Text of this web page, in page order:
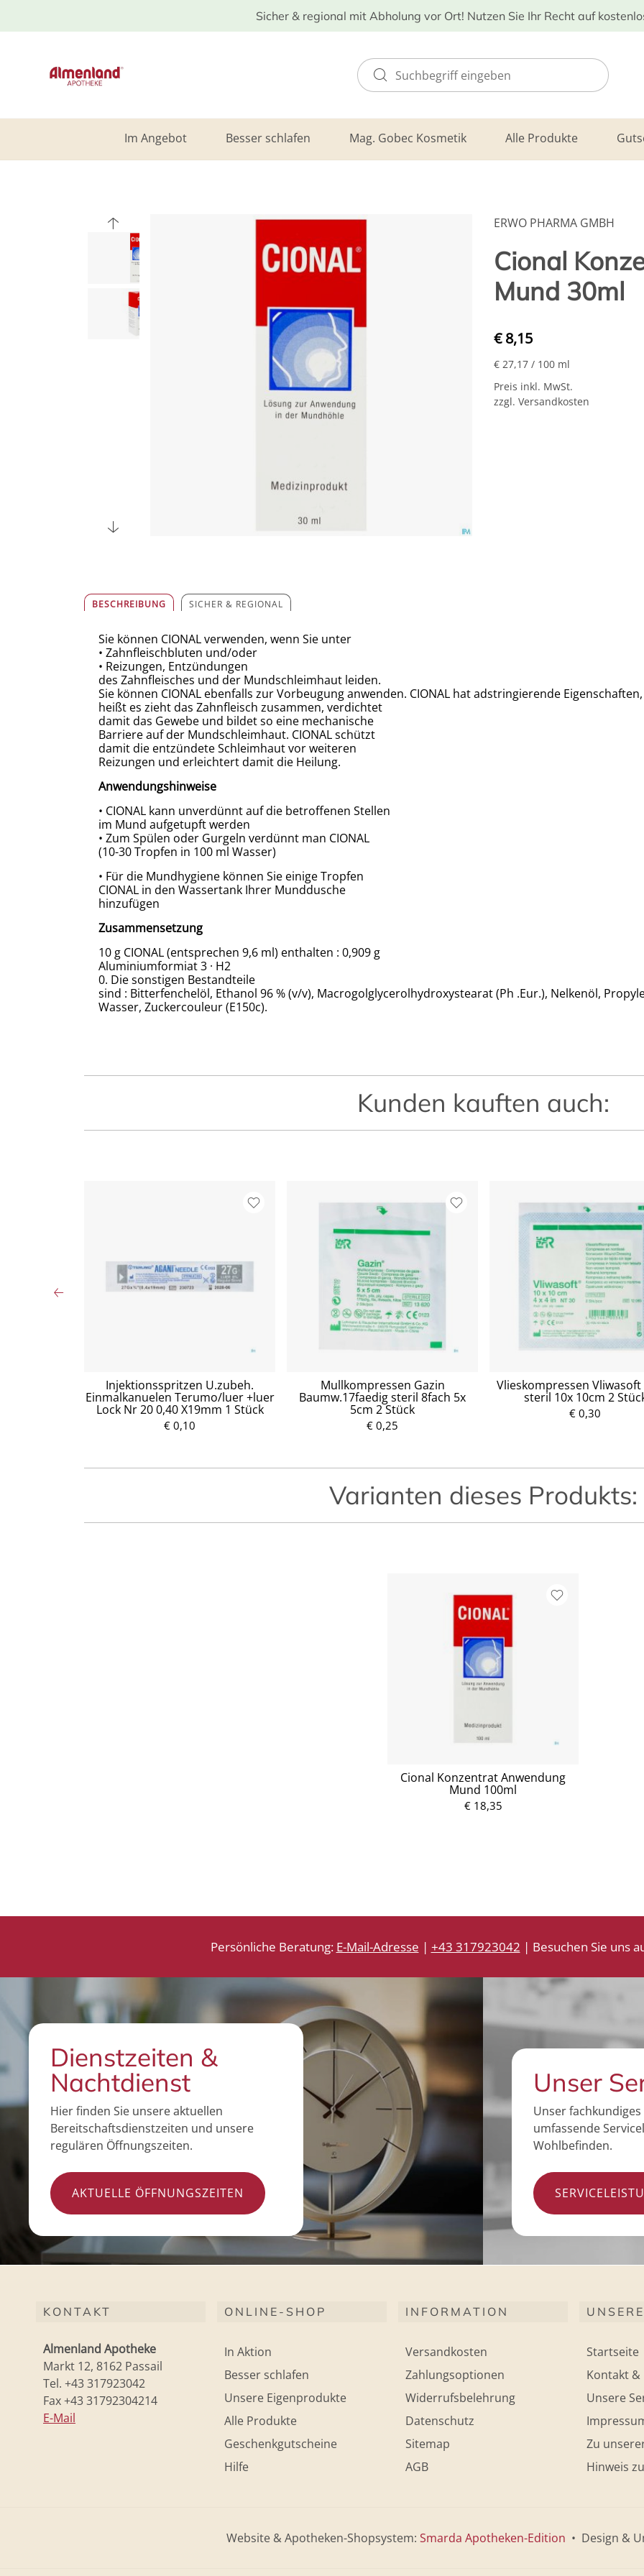
Sicher & regional mit Abholung vor Ort! Nutzen Sie Ihr Recht auf
Im Angebot Besser schlafen Mag. Gobec Kosmetik Alle Produkte
ERWO PHARMA GMBH
Cional
Mund 30ml
€ 8,15
€ 27,17 / 100 ml
Preis inkl. MwSt.
zzgl. Versandkosten
BESCHREIBUNG SICHER & REGIONAL
Sie können CIONAL verwenden, wenn Sie unter
• Zahnfleischbluten und/oder
• Reizungen, Entzündungen
des Zahnfleisches und der Mundschleimhaut leiden.
Sie können CIONAL ebenfalls zur Vorbeugung anwenden. CIONAL hat adstringierende
heißt es zieht das Zahnfleisch zusammen, verdichtet
damit das Gewebe und bildet so eine mechanische
Barriere auf der Mundschleimhaut. CIONAL schützt
damit die entzündete Schleimhaut vor weiteren
Reizungen und erleichtert damit die Heilung.
Anwendungshinweise
• CIONAL kann unverdünnt auf die betroffenen Stellen
im Mund aufgetupft werden
• Zum Spülen oder Gurgeln verdünnt man CIONAL
(10-30 Tropfen in 100 ml Wasser)
• Für die Mundhygiene können Sie einige Tropfen
CIONAL in den Wassertank Ihrer Munddusche
hinzufügen
Zusammensetzung
10 g CIONAL (entsprechen 9,6 ml) enthalten : 0,909 g
Aluminiumformiat 3 · H2
0. Die sonstigen Bestandteile
sind : Bitterfenchelöl, Ethanol 96 % (v/v), Macrogolglycerolhydroxystearat (Ph .Eur.), Nelkenöl,
Wasser, Zuckercouleur (E150c).
Kunden kauften auch:
Injektionsspritzen U.zubeh.
Einmalkanuelen Terumo/luer +luer
Lock Nr 20 0,40 X19mm 1 Stück
€ 0,10
Mullkompressen Gazin
Baumw.17faedig steril 8fach 5x
5cm 2 Stück
€ 0,25
Vlieskompressen Vliwasoft
steril 10x 10cm 2
€ 0,30
P
P
r
Varianten dieses Produkts:
Cional Konzentrat Anwendung
Mund 100ml
€ 18,35
Persönliche Beratung: E-Mail-Adresse | +43 317923042 | Besuchen Sie uns
Dienstzeiten &
Nachtdienst
Hier finden Sie unsere aktuellen
Bereitschaftsdienstzeiten und unsere
regulären Öffnungszeiten.
AKTUELLE ÖFFNUNGSZEITEN
Unser
Unser
umfassende
Wohlbefinden.
KONTAKT
Almenland Apotheke
Markt 12, 8162 Passail
Tel. +43 317923042
Fax +43 31792304214
E-Mail
ONLINE-SHOP
In Aktion
Besser schlafen
Unsere Eigenprodukte
Alle Produkte
Geschenkgutscheine
Hilfe
INFORMATION
Versandkosten
Zahlungsoptionen
Widerrufsbelehrung
Datenschutz
Sitemap
AGB
Startseite
Kontakt
Unsere
Zu
Hinweis
Website & Apotheken-Shopsystem: Smarda Apotheken-Edition • Design &